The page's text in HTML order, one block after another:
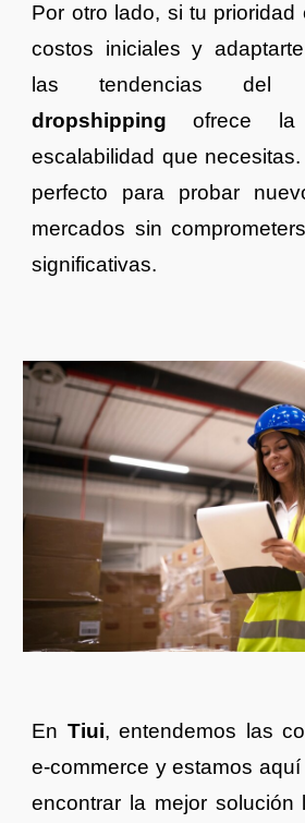
Por otro lado, si tu prioridad
costos iniciales y
las tendencias del
dropshipping ofrece la
escalabilidad que
perfecto para probar
mercados sin
significativas.
En Tiui, entendemos las
e-commerce y estamos
encontrar la mejor solución